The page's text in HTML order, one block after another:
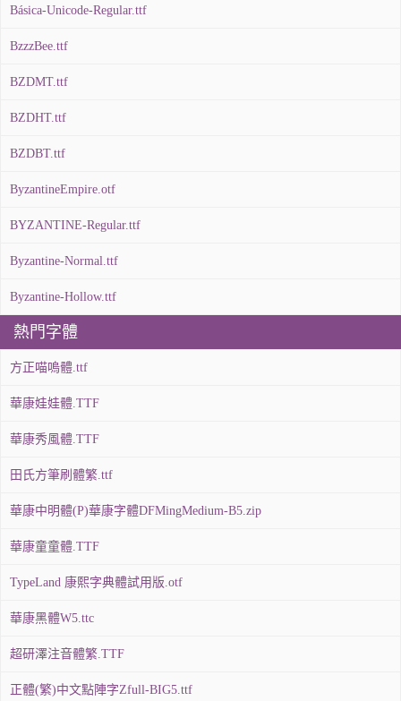
Básica-Unicode-Regular.ttf
BzzzBee.ttf
BZDMT.ttf
BZDHT.ttf
BZDBT.ttf
ByzantineEmpire.otf
BYZANTINE-Regular.ttf
Byzantine-Normal.ttf
Byzantine-Hollow.ttf
熱門字體
方正喵嗚體.ttf
華康娃娃體.TTF
華康秀風體.TTF
田氏方筆刷體繁.ttf
華康中明體(P)華康字體DFMingMedium-B5.zip
華康童童體.TTF
TypeLand 康熙字典體試用版.otf
華康黑體W5.ttc
超研澤注音體繁.TTF
正體(繁)中文點陣字Zfull-BIG5.ttf